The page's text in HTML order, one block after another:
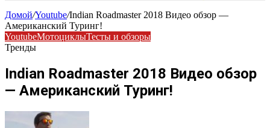
Домой/Youtube/Indian Roadmaster 2018 Видео обзор —
Американский Туринг!
YoutubeМотоциклыТесты и обзоры
Тренды
Indian Roadmaster 2018 Видео обзор
— Американский Туринг!